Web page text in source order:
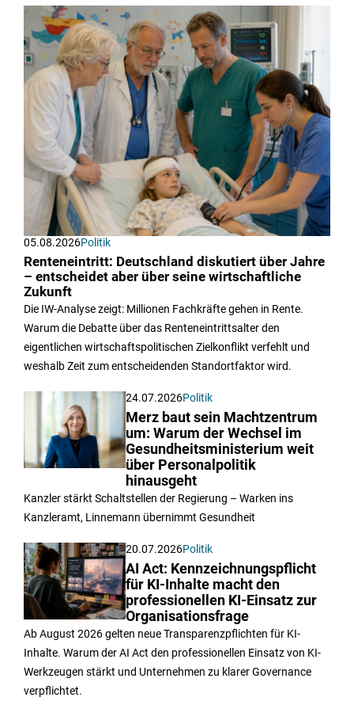
05.08.2026Politik
Renteneintritt: Deutschland diskutiert über Jahre
– entscheidet aber über seine wirtschaftliche
Zukunft
Die IW-Analyse zeigt: Millionen Fachkräfte gehen in Rente.
Warum die Debatte über das Renteneintrittsalter den
eigentlichen wirtschaftspolitischen Zielkonflikt verfehlt und
weshalb Zeit zum entscheidenden Standortfaktor wird.
24.07.2026Politik
Merz baut sein Machtzentrum
um: Warum der Wechsel im
Gesundheitsministerium weit
über Personalpolitik
hinausgeht
Kanzler stärkt Schaltstellen der Regierung – Warken ins
Kanzleramt, Linnemann übernimmt Gesundheit
20.07.2026Politik
AI Act: Kennzeichnungspflicht
für KI-Inhalte macht den
professionellen KI-Einsatz zur
Organisationsfrage
Ab August 2026 gelten neue Transparenzpflichten für KI-
Inhalte. Warum der AI Act den professionellen Einsatz von KI-
Werkzeugen stärkt und Unternehmen zu klarer Governance
verpflichtet.